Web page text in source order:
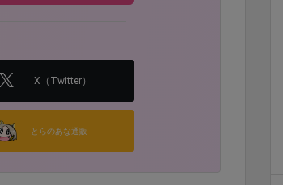
X（Twitter）
とらのあな通販